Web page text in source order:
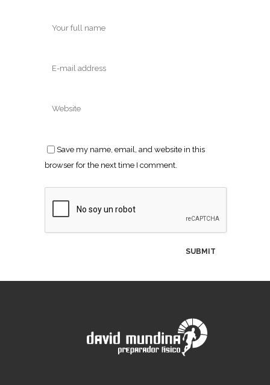
Save my name, email, and website in this
browser for the next time I comment.